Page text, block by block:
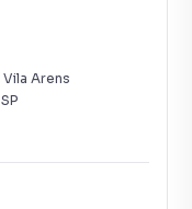
Vila Arens
SP